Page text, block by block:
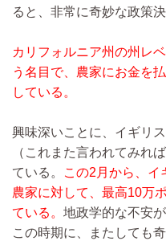
ると、非常に奇妙な政策決
カリフォルニア州の州レ
う名目で、農家にお金を
している。
興味深いことに、イギリ
（これまた言われてみれ
ている。
この2月から、イ
農家に対して、最高10万
ている。 地政学的な不安
この時期に、またしても